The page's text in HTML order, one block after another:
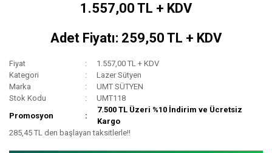
1.557,00 TL + KDV
Adet Fiyatı: 259,50 TL + KDV
Fiyat
1.557,00 TL + KDV
Kategori
Lazer Sütyen
Marka
UMT SÜTYEN
Stok Kodu
UMT118
Promosyon
7.500 TL Üzeri %10 İndirim ve Ücretsiz
Kargo
285,45 TL den başlayan taksitlerle!!